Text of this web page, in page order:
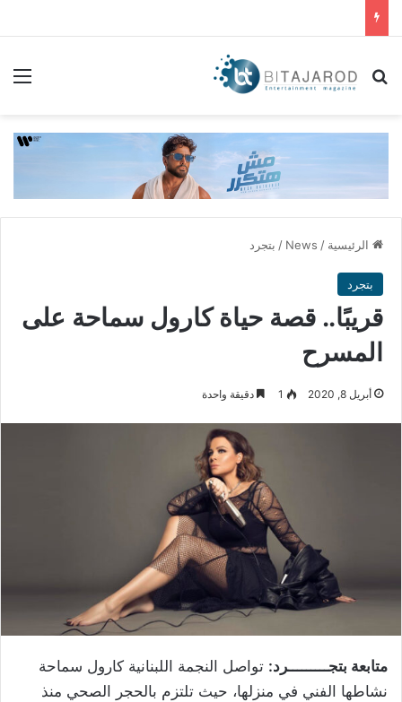
بحث عن
الرئيسية /
News
/ بتجرد
بتجرد
قريبًا.. قصة حياة كارول سماحة على
المسرح
أبريل 8, 2020 1 دقيقة واحدة
متابعة بتجـــــــــرد: تواصل النجمة اللبنانية كارول سماحة
نشاطها الفني في منزلها، حيث تلتزم بالحجر الصحي منذ